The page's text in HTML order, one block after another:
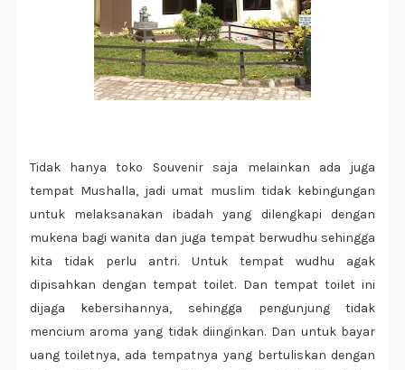
Tidak hanya toko Souvenir saja melainkan ada juga
tempat Mushalla, jadi umat muslim tidak kebingungan
untuk melaksanakan ibadah yang dilengkapi dengan
mukena bagi wanita dan juga tempat berwudhu sehingga
kita tidak perlu antri. Untuk tempat wudhu agak
dipisahkan dengan tempat toilet. Dan tempat toilet ini
dijaga kebersihannya, sehingga pengunjung tidak
mencium aroma yang tidak diinginkan. Dan untuk bayar
uang toiletnya, ada tempatnya yang bertuliskan dengan